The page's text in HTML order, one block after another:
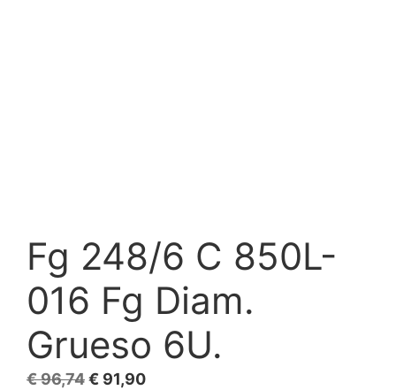
Fg 248/6 C 850L-
016 Fg Diam.
Grueso 6U.
€96,74El
€ 91,90El